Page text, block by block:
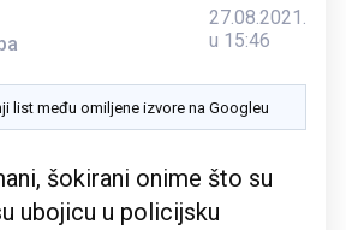
27.08.2021.
u 15:46
list među omiljene izvore na Googleu
šokirani onime što su
ubojicu u policijsku